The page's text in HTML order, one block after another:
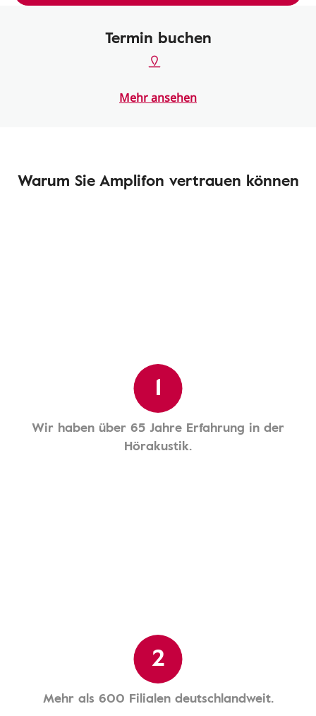
Termin buchen
Mehr ansehen
Warum Sie Amplifon vertrauen können
1
Wir haben über 65 Jahre Erfahrung in der
Hörakustik.
2
Mehr als 600 Filialen deutschlandweit.